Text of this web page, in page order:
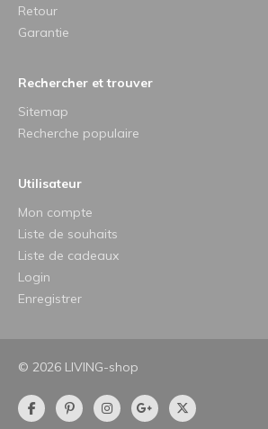
Retour
Garantie
Rechercher et trouver
Sitemap
Recherche populaire
Utilisateur
Mon compte
Liste de souhaits
Liste de cadeaux
Login
Enregistrer
© 2026 LIVING-shop